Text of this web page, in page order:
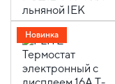
Новинка